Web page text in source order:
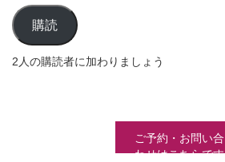
ル
ア
ド
レ
購読
2人の購読者に加わりましょう
ご予約・お問い合
わせはこちらです